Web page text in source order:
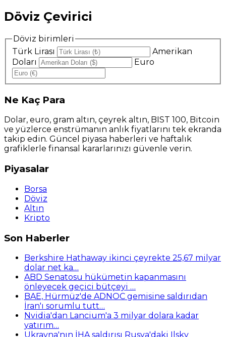
Döviz Çevirici
Döviz birimleri
Türk Lirası
Amerikan
Doları
Euro
Ne Kaç Para
Dolar, euro, gram altın, çeyrek altın, BIST 100, Bitcoin
ve yüzlerce enstrümanın anlık fiyatlarını tek ekranda
takip edin. Güncel piyasa haberleri ve haftalık
grafiklerle finansal kararlarınızı güvenle verin.
Piyasalar
Borsa
Döviz
Altın
Kripto
Son Haberler
Berkshire Hathaway ikinci çeyrekte 25,67 milyar
dolar net ka…
ABD Senatosu hükümetin kapanmasını
önleyecek geçici bütçeyi …
BAE, Hürmüz'de ADNOC gemisine saldırıdan
İran'ı sorumlu tutt…
Nvidia'dan Lancium'a 3 milyar dolara kadar
yatırım…
Ukrayna'nın İHA saldırısı Rusya'daki Ilsky